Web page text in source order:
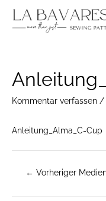
Inhalt
Kommentar verfassen /
Anleitung_Alma_C-Cup
navigation
← Vorheriger